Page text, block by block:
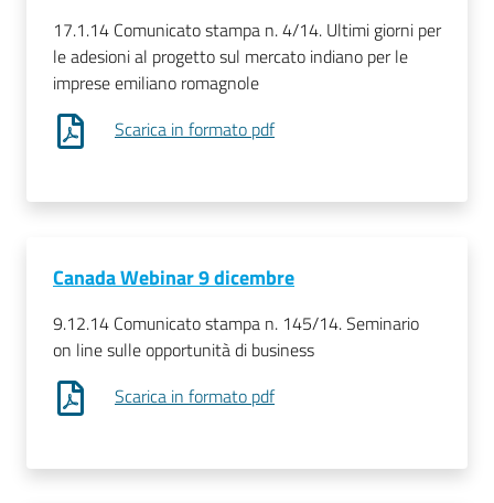
17.1.14 Comunicato stampa n. 4/14. Ultimi giorni per
le adesioni al progetto sul mercato indiano per le
imprese emiliano romagnole
Scarica in formato pdf
Canada Webinar 9 dicembre
9.12.14 Comunicato stampa n. 145/14. Seminario
on line sulle opportunità di business
Scarica in formato pdf